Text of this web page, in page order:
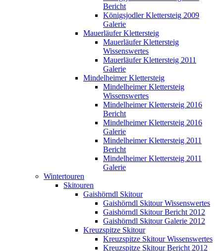
Bericht
Königsjodler Klettersteig 2009
Galerie
Mauerläufer Klettersteig
Mauerläufer Klettersteig
Wissenswertes
Mauerläufer Klettersteig 2011
Galerie
Mindelheimer Klettersteig
Mindelheimer Klettersteig
Wissenswertes
Mindelheimer Klettersteig 2016
Bericht
Mindelheimer Klettersteig 2016
Galerie
Mindelheimer Klettersteig 2011
Bericht
Mindelheimer Klettersteig 2011
Galerie
Wintertouren
Skitouren
Gaishörndl Skitour
Gaishörndl Skitour Wissenswertes
Gaishörndl Skitour Bericht 2012
Gaishörndl Skitour Galerie 2012
Kreuzspitze Skitour
Kreuzspitze Skitour Wissenswertes
Kreuzspitze Skitour Bericht 2012